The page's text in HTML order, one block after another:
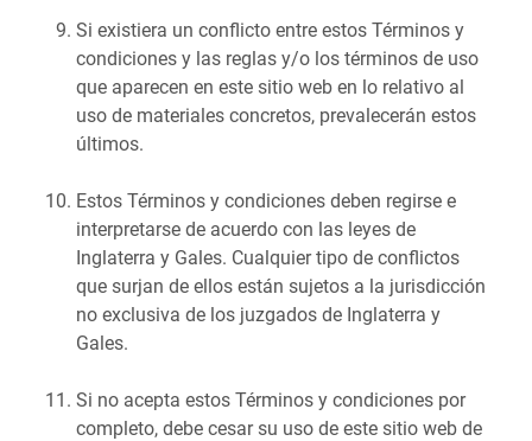
Si existiera un conflicto entre estos Términos y
condiciones y las reglas y/o los términos de uso
que aparecen en este sitio web en lo relativo al
uso de materiales concretos, prevalecerán estos
últimos.
Estos Términos y condiciones deben regirse e
interpretarse de acuerdo con las leyes de
Inglaterra y Gales. Cualquier tipo de conflictos
que surjan de ellos están sujetos a la jurisdicción
no exclusiva de los juzgados de Inglaterra y
Gales.
Si no acepta estos Términos y condiciones por
completo, debe cesar su uso de este sitio web de